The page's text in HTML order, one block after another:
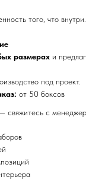
того, что внутри.
размерах и
под проект.
от 50 боксов
свяжитесь с